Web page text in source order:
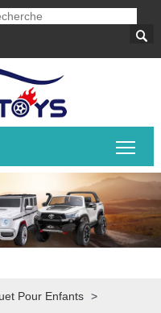

Pour Enfants >